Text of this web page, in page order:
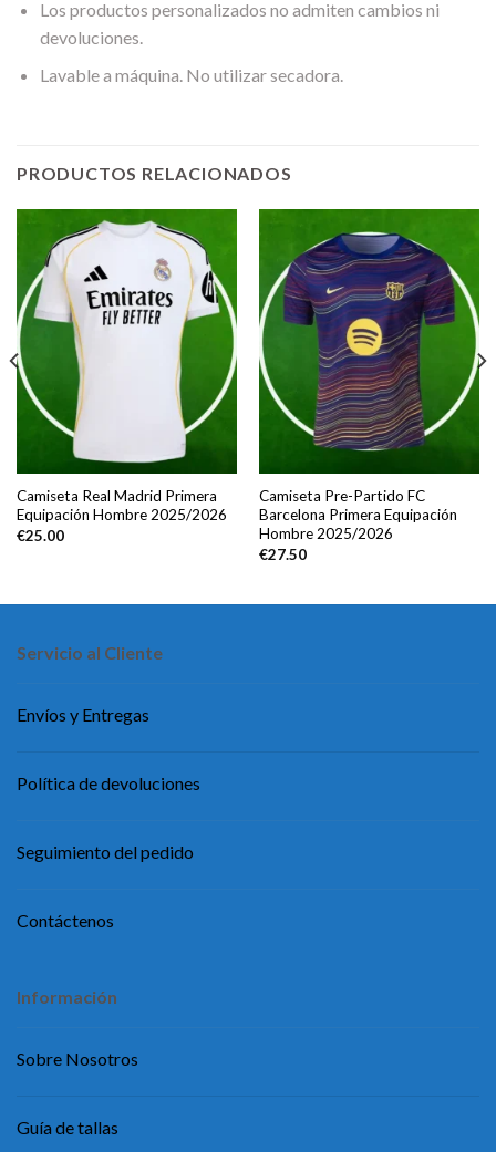
Los productos personalizados no admiten cambios ni
devoluciones.
Lavable a máquina. No utilizar secadora.
PRODUCTOS RELACIONADOS
Camiseta Real Madrid Primera
Equipación Hombre 2025/2026
€25.00
Camiseta Pre-Partido FC
Barcelona Primera Equipación
Hombre 2025/2026
€27.50
Servicio al Cliente
Envíos y Entregas
Política de devoluciones
Seguimiento del pedido
Contáctenos
Información
Sobre Nosotros
Guía de tallas